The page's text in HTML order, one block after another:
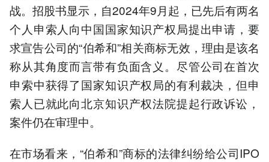
战。招股书显示，自2024年9月起，已先后有两名
个人申索人向中国国家知识产权局提出申请，要
求宣告公司的“伯希和”相关商标无效，理由是该名
称从其角度而言带有负面含义。尽管公司在首次
申索中获得了国家知识产权局的有利裁决，但申
索人已就此向北京知识产权法院提起行政诉讼，
案件仍在审理中。
在市场看来，“伯希和”商标的法律纠纷给公司IPO